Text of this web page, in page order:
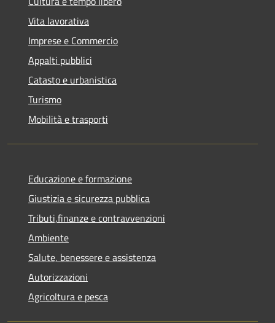
Vita lavorativa
Imprese e Commercio
Appalti pubblici
Catasto e urbanistica
Turismo
Mobilità e trasporti
Educazione e formazione
Giustizia e sicurezza pubblica
Tributi,finanze e contravvenzioni
Ambiente
Salute, benessere e assistenza
Autorizzazioni
Agricoltura e pesca